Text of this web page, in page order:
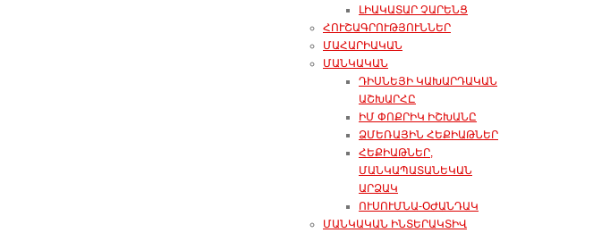
ԼԻԱԿԱՏԱՐ ՉԱՐԵՆՑ
ՀՈՒՇԱԳՐՈՒԹՅՈՒՆՆԵՐ
ՄԱՀԱՐԻԱԿԱՆ
ՄԱՆԿԱԿԱՆ
ԴԻՍՆԵՅԻ ԿԱԽԱՐԴԱԿԱՆ
ԱՇԽԱՐՀԸ
ԻՄ ՓՈՔՐԻԿ ԻՇԽԱՆԸ
ՁՄԵՌԱՅԻՆ ՀԵՔԻԱԹՆԵՐ
ՀԵՔԻԱԹՆԵՐ,
ՄԱՆԿԱՊԱՏԱՆԵԿԱՆ
ԱՐՁԱԿ
ՈՒՍՈՒՄՆԱ-ՕԺԱՆԴԱԿ
ՄԱՆԿԱԿԱՆ ԻՆՏԵՐԱԿՏԻՎ